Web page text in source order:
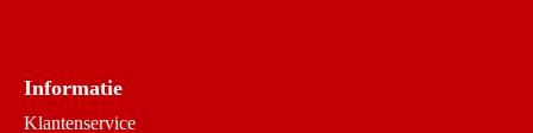
Informatie
Klantenservice